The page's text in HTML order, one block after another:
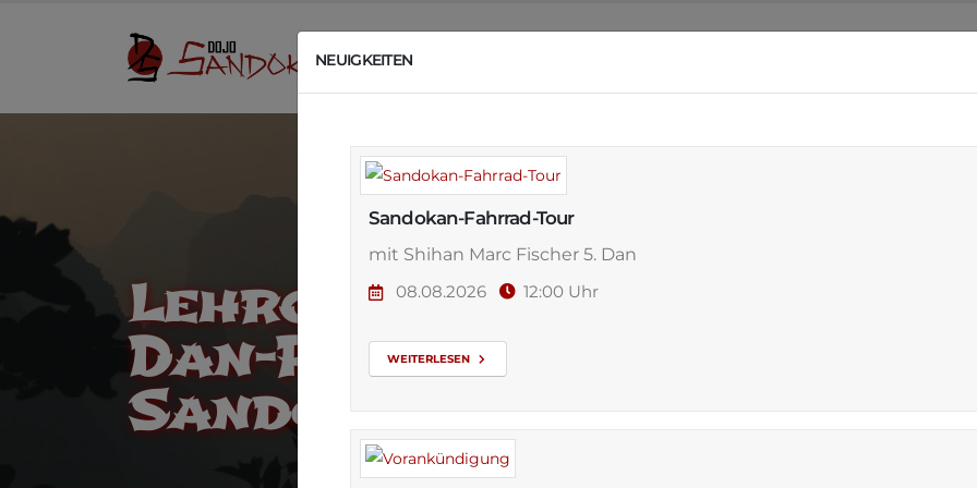
NEUIGKEITEN
Sandokan-Fahrrad-Tour
mit Shihan Marc Fischer 5. Dan
08.08.2026
12:00 Uhr
WEITERLESEN
Lehrgang, Kyu- und
Dan-Prüfungen,
Sandokan-Feier